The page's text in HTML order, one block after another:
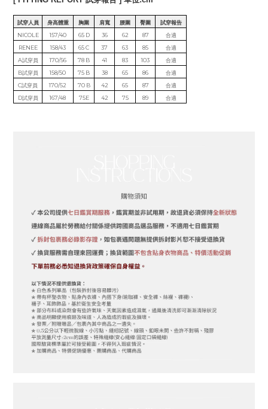
試穿人員 身高體重 胸圍 肩寬 腰圍 臀圍
試穿報告
NICOLE
157/40 65 D 36 62 87
合適
RENEE
158/43 65 C 37 63 85
合適
A試穿員
170/56 78 B 41 83 103
合適
B試穿員
158/50 75 B 38 65 86
合適
C試穿員
170/52 70 B 42 65 87
合適
D試穿員
167/48 75E 42 75 89 合適